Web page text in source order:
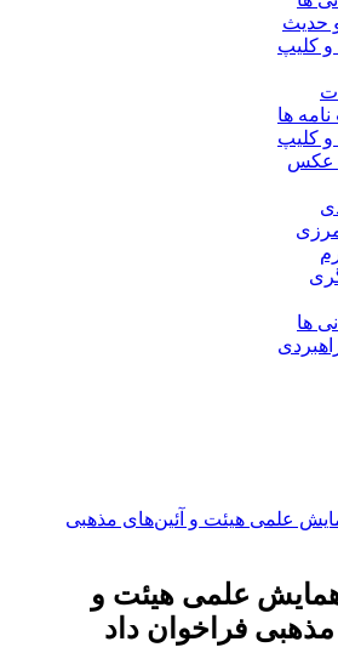
حدیث
و کلیپ
ها
و کلیپ
عکس
ها
علمی هیئت و
مذهبی فراخوان داد